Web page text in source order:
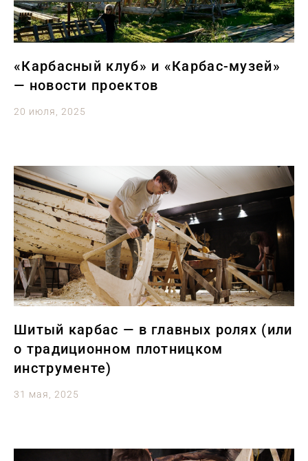
«Карбасный клуб» и «Карбас-музей»
— новости проектов
20 июля, 2025
Шитый карбас — в главных ролях (или
о традиционном плотницком
инструменте)
31 мая, 2025